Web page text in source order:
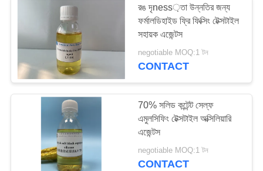
মান
নিয়ন্ত্রণ
আমিনো সিলিকন সফটনার
হাইড্রোফিলিক সিলিকন
সফটনার
রঙ দৃness়তা উন্নতির জন্য
ফর্মালডিহাইড ফ্রি ফিক্সিং টেক্সটাইল
সহায়ক এজেন্টস
negotiable MOQ:1 টন
CONTACT
70% সলিড কন্টেন্ট সেল্ফ
এমুলসিফিং টেক্সটাইল অক্সিলিয়ারি
এজেন্টস
negotiable MOQ:1 টন
CONTACT